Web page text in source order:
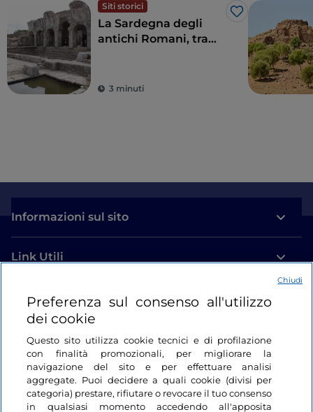
Siti storici
Like
La Sardegna degli
antichi Romani, tra
3 minuti
Informazioni sul sito
Link Utili
Login
Restiamo in contatto
Preferenza sul consenso all'utilizzo
dei cookie
Questo sito utilizza cookie tecnici e di profilazione
con finalità promozionali, per migliorare la
navigazione del sito e per effettuare analisi
aggregate. Puoi decidere a quali cookie (divisi per
categoria) prestare, rifiutare o revocare il tuo consenso
in qualsiasi momento accedendo all'apposita
Chiudi